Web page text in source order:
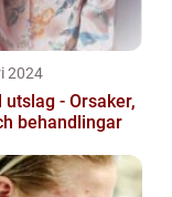
2024
utslag - Orsaker,
behandlingar